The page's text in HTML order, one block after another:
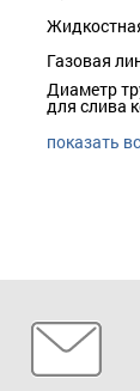
Газовая
Диаметр
для слива
показать